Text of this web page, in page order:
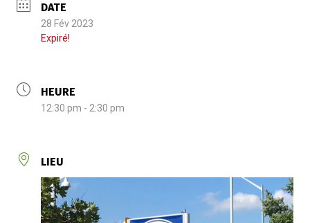
DATE
28 Fév 2023
Expiré!
HEURE
12:30 pm - 2:30 pm
LIEU